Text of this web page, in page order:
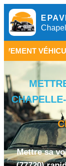
HORS
Mettre sa